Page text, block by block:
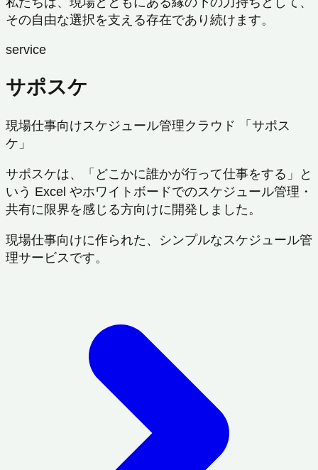
その自由な選択を支える存在であり続けます。
service
サポスケ
現場仕事向けスケジュール管理クラウド 「サポス
ケ」
サポスケは、「どこかに誰かが行って仕事をする」と
いう Excel やホワイトボードでのスケジュール管理・
共有に限界を感じる方向けに開発しました。
現場仕事向けに作られた、シンプルなスケジュール管
理サービスです。